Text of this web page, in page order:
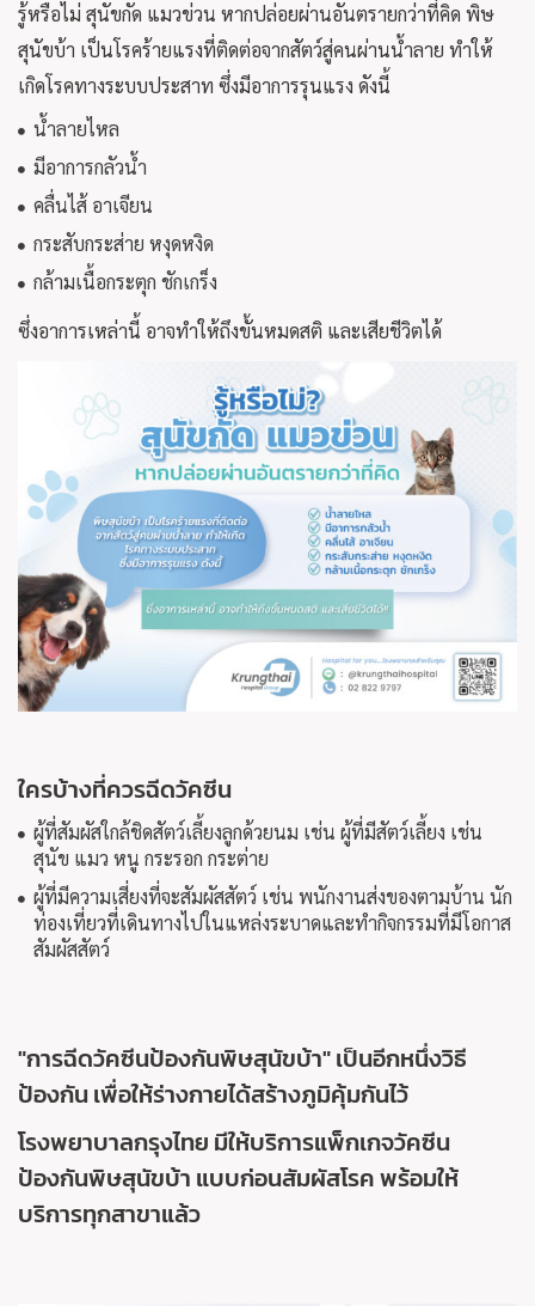
รู้หรือไม่ สุนัขกัด แมวข่วน หากปล่อยผ่านอันตรายกว่าที่คิด พิษ
สุนัขบ้า เป็นโรคร้ายแรงที่ติดต่อจากสัตว์สู่คนผ่านน้ำลาย ทำให้
เกิดโรคทางระบบประสาท ซึ่งมีอาการรุนแรง ดังนี้
น้ำลายไหล
มีอาการกลัวน้ำ
คลื่นไส้ อาเจียน
กระสับกระส่าย หงุดหงิด
กล้ามเนื้อกระตุก ชักเกร็ง
ซึ่งอาการเหล่านี้ อาจทำให้ถึงขั้นหมดสติ และเสียชีวิตได้
ใครบ้างที่ควรฉีดวัคซีน
ผู้ที่สัมผัสใกล้ชิดสัตว์เลี้ยงลูกด้วยนม เช่น ผู้ที่มีสัตว์เลี้ยง เช่น
สุนัข แมว หนู กระรอก กระต่าย
ผู้ที่มีความเสี่ยงที่จะสัมผัสสัตว์ เช่น พนักงานส่งของตามบ้าน นัก
ท่องเที่ยวที่เดินทางไปในแหล่งระบาดและทำกิจกรรมที่มีโอกาส
สัมผัสสัตว์
"การฉีดวัคซีนป้องกันพิษสุนัขบ้า" เป็นอีกหนึ่งวิธี
ป้องกัน เพื่อให้ร่างกายได้สร้างภูมิคุ้มกันไว้
โรงพยาบาลกรุงไทย มีให้บริการแพ็กเกจวัคซีน
ป้องกันพิษสุนัขบ้า แบบก่อนสัมผัสโรค พร้อมให้
บริการทุกสาขาแล้ว